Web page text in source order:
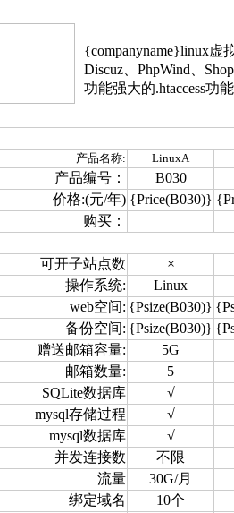
{companyname}linux虚
Discuz、PhpWind、
功能强大的.htaccess功
产品名称: LinuxA
产品编号：
B030
价格:(元/年) {Price(B030)}
购买：
可开子站点数
×
操作系统:
Linux
web空间: {Psize(B030)}
备份空间: {Psize(B030)}
赠送邮箱容量:
5G
邮箱数量:
5
SQLite数据库
√
mysql存储过程
√
mysql数据库
√
并发连接数
不限
流量
30G/月
绑定域名
10个